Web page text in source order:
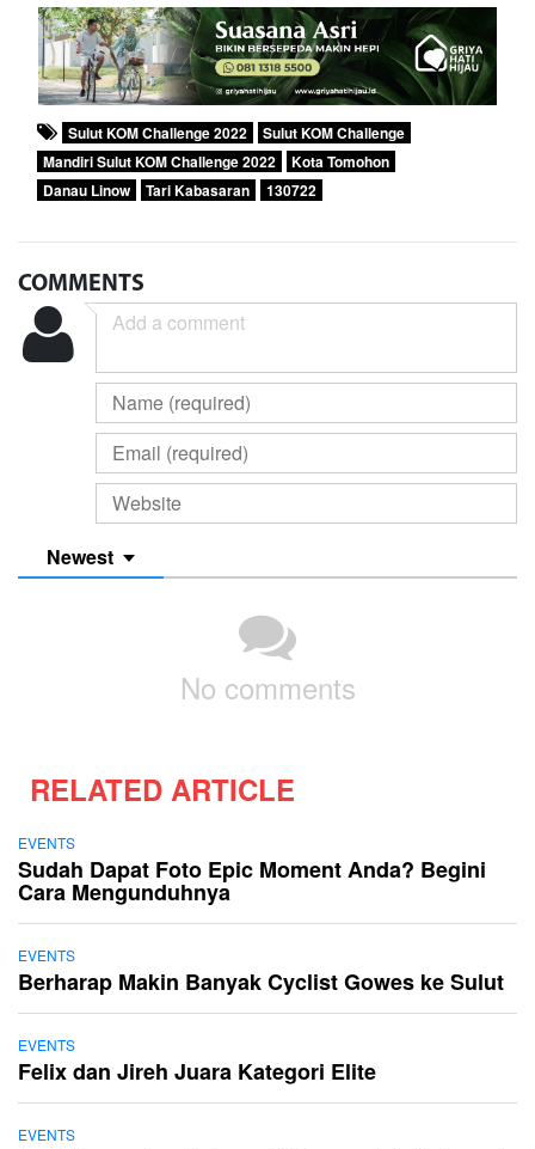
Sulut KOM Challenge 2022
Sulut KOM Challenge
Mandiri Sulut KOM Challenge 2022
Kota Tomohon
Danau Linow
Tari Kabasaran 130722
COMMENTS
Newest
No comments
RELATED ARTICLE
EVENTS
Sudah Dapat Foto Epic Moment Anda? Begini
Cara Mengunduhnya
EVENTS
Berharap Makin Banyak Cyclist Gowes ke Sulut
EVENTS
Felix dan Jireh Juara Kategori Elite
EVENTS